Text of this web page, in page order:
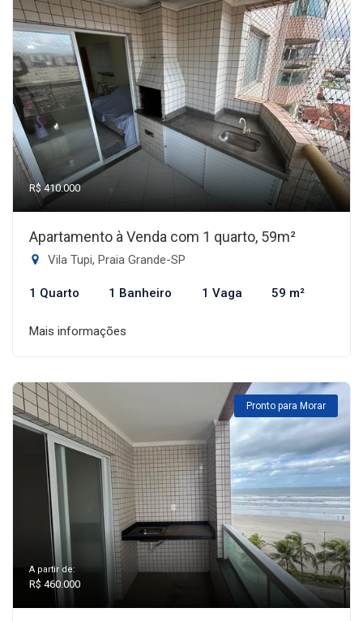
R$ 410.000
Apartamento à Venda com 1 quarto, 59m²
Vila Tupi, Praia Grande-SP
1 Quarto 1 Banheiro 1 Vaga 59 m²
Mais informações
Pronto para Morar
A partir de:
R$ 460.000